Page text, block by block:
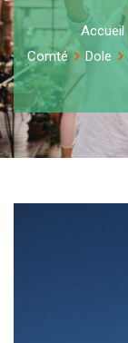
Accueil
Comté
Dole